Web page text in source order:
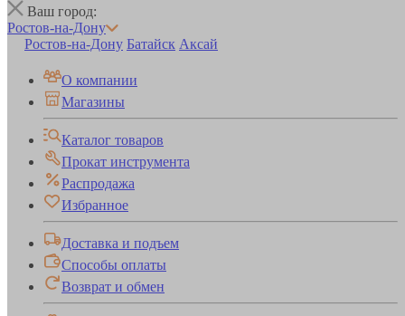
Ваш город:
Ростов-на-Дону
Ростов-на-Дону Батайск Аксай
О компании
Магазины
Каталог товаров
Прокат инструмента
Распродажа
Избранное
Доставка и подъем
Способы оплаты
Возврат и обмен